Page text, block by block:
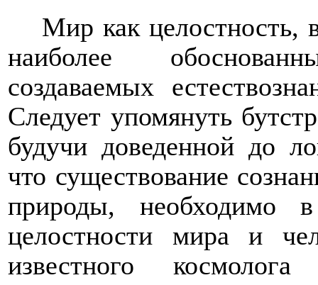
Мир как целостность,
наиболее
создаваемых
Следует упомянуть
будучи доведенной до
что существование
природы, необходимо
целостности мира и
известного